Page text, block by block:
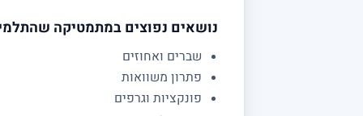
נושאים נפוצים במתמטיקה
שברים ואחוזים
פתרון משוואות
פונקציות וגרפים